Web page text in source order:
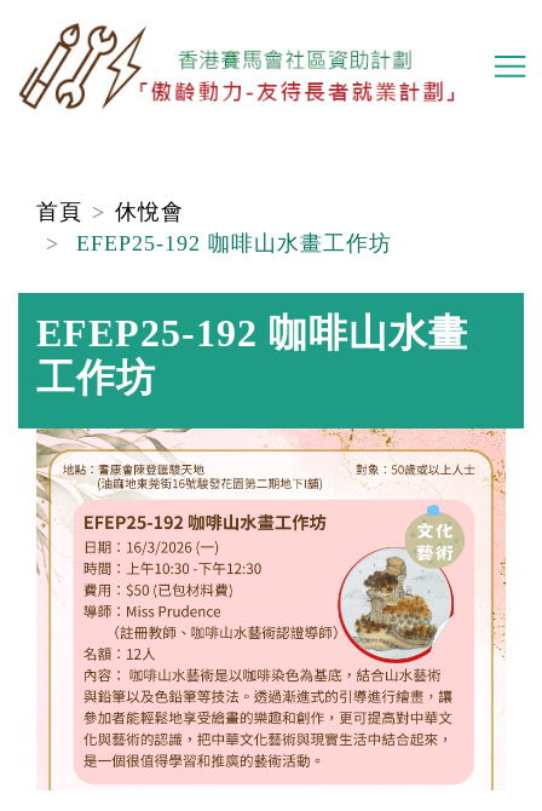
主
內
首頁
休悅會
EFEP25-192 咖啡山水畫工作坊
EFEP25-192 咖啡山水畫
工作坊